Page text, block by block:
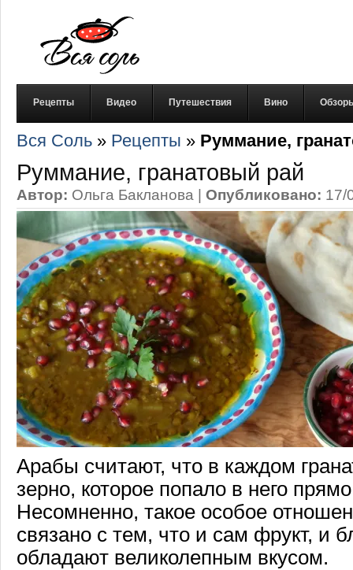
Рецепты Видео Путешествия Вино
Вся Соль » Рецепты » Руммание,
Руммание, гранатовый рай
Автор: Ольга Бакланова | Опубликовано: 17/
Арабы считают, что в каждом
зерно, которое попало в него
Несомненно, такое особое
связано с тем, что и сам фрукт, и
обладают великолепным вкусом.